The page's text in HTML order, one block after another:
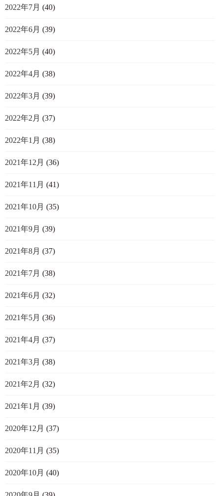
2022年7月 (40)
2022年6月 (39)
2022年5月 (40)
2022年4月 (38)
2022年3月 (39)
2022年2月 (37)
2022年1月 (38)
2021年12月 (36)
2021年11月 (41)
2021年10月 (35)
2021年9月 (39)
2021年8月 (37)
2021年7月 (38)
2021年6月 (32)
2021年5月 (36)
2021年4月 (37)
2021年3月 (38)
2021年2月 (32)
2021年1月 (39)
2020年12月 (37)
2020年11月 (35)
2020年10月 (40)